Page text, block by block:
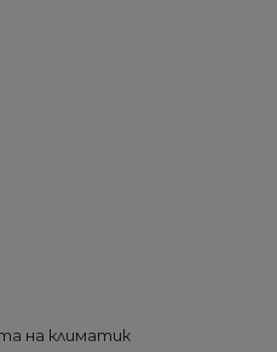
на климатик